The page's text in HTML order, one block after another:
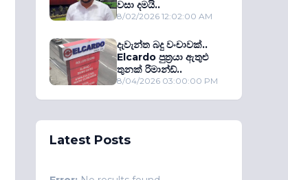
වසා දමයි..
8/02/2026 12:02:00 AM
දැවැන්ත බදු වංචාවක්..
Elcardo පුත‍්‍රයා ඇතුළු
තුනක් රිමාන්ඩ්..
8/04/2026 03:00:00 PM
Latest Posts